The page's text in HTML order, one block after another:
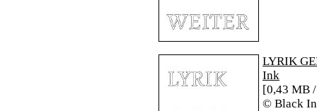
LYRIK
Ink
[0,43 MB
© Black